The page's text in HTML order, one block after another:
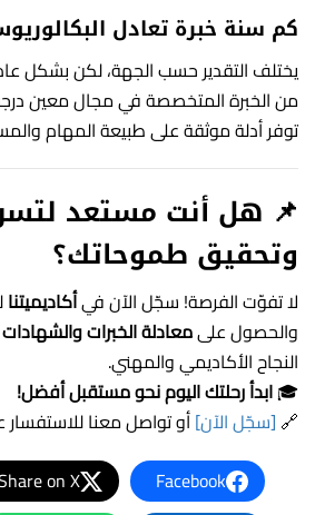
كم سنة خبرة تعادل
من الخبرة المتخصصة في مجال معين
توفر أدلة موثقة على طبيعة المهام
📌 هل أنت مستعد
وتحقيق طموحاتك؟
لا تفوّت الفرصة! سجّل الآن فيأكاديميتنا
والحصول علىمعادلة الخبرات والشهادات
النجاح الأكاديمي والمهني.
🎓ابدأ رحلتك اليوم نحو مستقبل أفضل!
🔗 [سجّل الآن]أو تواصل معنا للاستفسار
Facebook
on X